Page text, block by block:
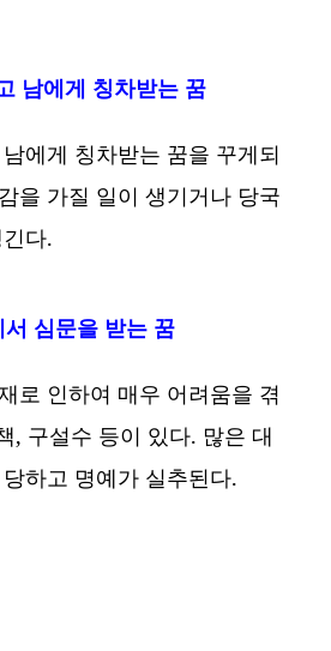
남에게 칭차받는 꿈
에게 칭차받는 꿈을 꾸게되
을 가질 일이 생기거나 당국
다.
심문을 받는 꿈
로 인하여 매우 어려움을 겪
, 구설수 등이 있다. 많은 대
하고 명예가 실추된다.